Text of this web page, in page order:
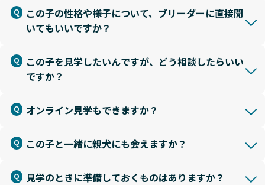
この子の性格や様子について、ブリーダーに直接聞
いてもいいですか？
この子を見学したいんですが、どう相談したらいい
ですか？
オンライン見学もできますか？
この子と一緒に親犬にも会えますか？
見学のときに準備しておくものはありますか？